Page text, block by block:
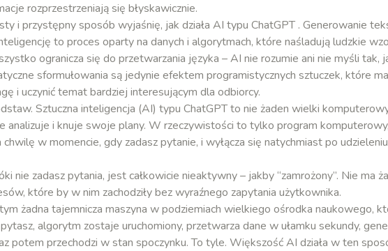
rozprzestrzeniają się błyskawicznie.
i przystępny sposób wyjaśnię, jak działa AI typu ChatGPT . Generowanie
to proces oparty na danych i algorytmach, które naśladują ludzkie
ogranicza się do przetwarzania języka – AI nie rozumie ani nie myśli tak,
sformułowania są jedynie efektem programistycznych sztuczek, które
i uczynić temat bardziej interesującym dla odbiorcy.
Sztuczna inteligencja (AI) typu ChatGPT to nie żaden wielki
analizuje i knuje swoje plany. W rzeczywistości to tylko program
chwilę w momencie, gdy zadasz pytanie, i wyłącza się natychmiast po udzieleniu
nie zadasz pytania, jest całkowicie nieaktywny – jakby “zamrożony”. Nie ma
które by w nim zachodziły bez wyraźnego zapytania użytkownika.
żadna tajemnicza maszyna w podziemiach wielkiego ośrodka naukowego,
pytasz, algorytm zostaje uruchomiony, przetwarza dane w ułamku sekundy,
potem przechodzi w stan spoczynku. To tyle. Większość AI działa w ten